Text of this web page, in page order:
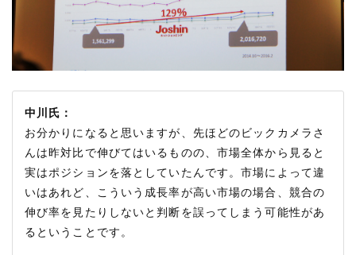
中川氏：
お分かりになると思いますが、先ほどのビックカメラさ
んは昨対比で伸びてはいるものの、市場全体から見ると
実はポジションを落としていたんです。市場によって違
いはあれど、こういう成長率が高い市場の場合、競合の
伸び率を見たりしないと判断を誤ってしまう可能性があ
るということです。